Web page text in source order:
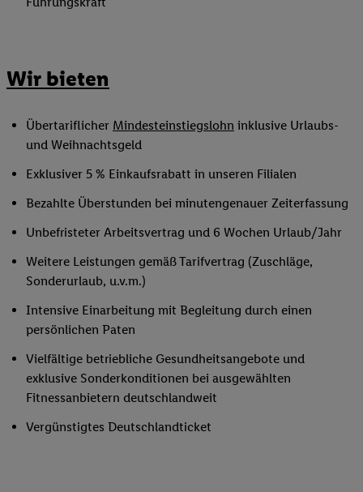
Wir bieten
Übertariflicher Mindesteinstiegslohn inklusive Urlaubs-
und Weihnachtsgeld
Exklusiver 5 % Einkaufsrabatt in unseren Filialen
Bezahlte Überstunden bei minutengenauer Zeiterfassung
Unbefristeter Arbeitsvertrag und 6 Wochen Urlaub/Jahr
Weitere Leistungen gemäß Tarifvertrag (Zuschläge,
Sonderurlaub, u.v.m.)
Intensive Einarbeitung mit Begleitung durch einen
persönlichen Paten
Vielfältige betriebliche Gesundheitsangebote und
exklusive Sonderkonditionen bei ausgewählten
Fitnessanbietern deutschlandweit
Vergünstigtes Deutschlandticket